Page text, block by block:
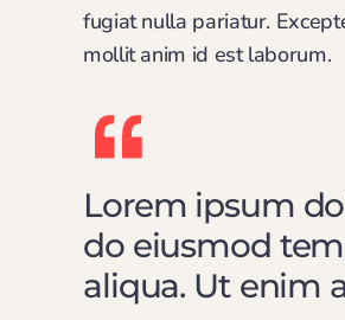
fugiat nulla pariatur.
mollit anim id est laborum.
Lorem ipsum
do eiusmod
aliqua. Ut enim